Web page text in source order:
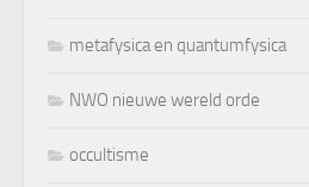
metafysica en quantumfysica
NWO nieuwe wereld orde
occultisme